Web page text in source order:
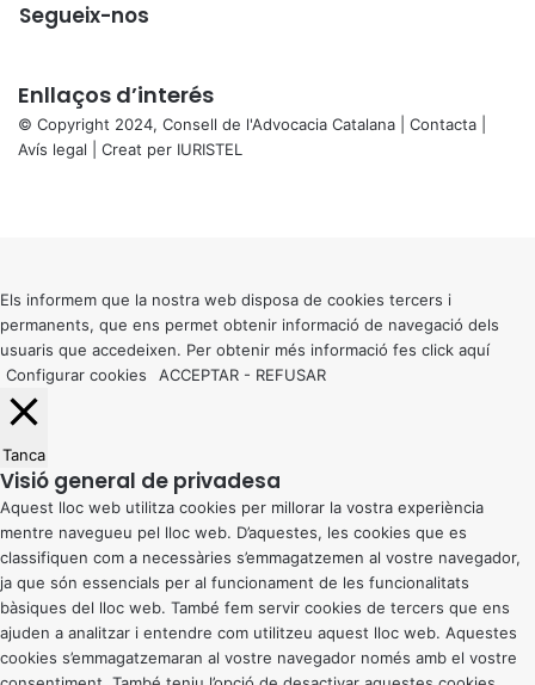
Segueix-nos
Enllaços d’interés
© Copyright 2024, Consell de l'Advocacia Catalana | Contacta
Avís legal | Creat per IURISTEL
button
Els informem que la nostra web disposa de cookies tercers i
permanents, que ens permet obtenir informació de navegació dels
usuaris que accedeixen. Per obtenir més informació fes click aquí
Configurar cookies
ACCEPTAR - REFUSAR
Tanca
Visió general de privadesa
Aquest lloc web utilitza cookies per millorar la vostra experiència
mentre navegueu pel lloc web. D’aquestes, les cookies que es
classifiquen com a necessàries s’emmagatzemen al vostre navegador,
ja que són essencials per al funcionament de les funcionalitats
bàsiques del lloc web. També fem servir cookies de tercers que ens
ajuden a analitzar i entendre com utilitzeu aquest lloc web. Aquestes
cookies s’emmagatzemaran al vostre navegador només amb el vostre